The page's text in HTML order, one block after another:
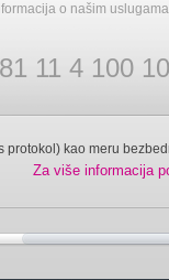
o našim
11 4 100
protokol) kao meru
Za više informacija